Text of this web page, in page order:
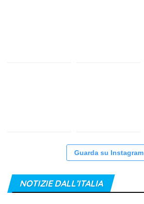
Guarda su Instagram
NOTIZIE DALL’ITALIA